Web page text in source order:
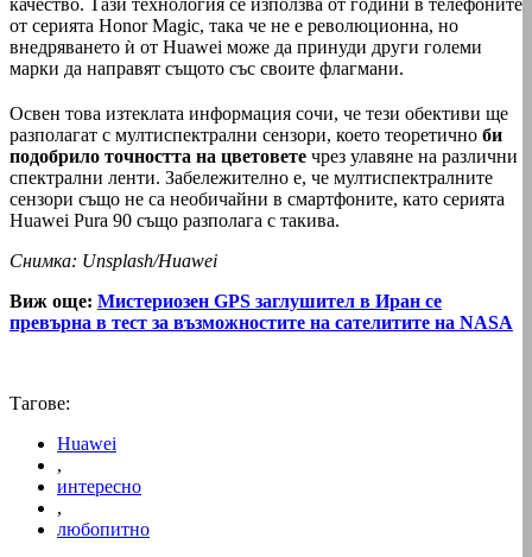
от серията Honor Magic, така че не е революционна, но
внедряването ѝ от Huawei може да принуди други големи
марки да направят същото със своите флагмани.
Освен това изтеклата информация сочи, че тези обективи ще
разполагат с мултиспектрални сензори, което теоретично би
подобрило точността на цветовете чрез улавяне на различни
спектрални ленти. Забележително е, че мултиспектралните
сензори също не са необичайни в смартфоните, като серията
Huawei Pura 90 също разполага с такива.
Снимка: Unsplash/Huawei
Виж още: Мистериозен GPS заглушител в Иран се
превърна в тест за възможностите на сателитите на NASA
Тагове:
Huawei
,
интересно
,
любопитно